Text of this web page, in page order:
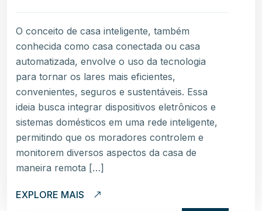
O conceito de casa inteligente, também
conhecida como casa conectada ou casa
automatizada, envolve o uso da tecnologia
para tornar os lares mais eficientes,
convenientes, seguros e sustentáveis. Essa
ideia busca integrar dispositivos eletrônicos e
sistemas domésticos em uma rede inteligente,
permitindo que os moradores controlem e
monitorem diversos aspectos da casa de
maneira remota […]
EXPLORE MAIS